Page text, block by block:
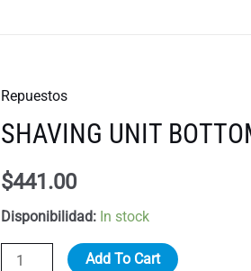
Repuestos
SHAVING UNIT
$441.00
Disponibilidad: In stock
SHAVING
Add To Cart